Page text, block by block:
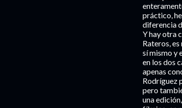
práctico,
diferencia
Y hay otra
Rateros,
sí mismo y
en los dos
apenas
Rodríguez
pero
una